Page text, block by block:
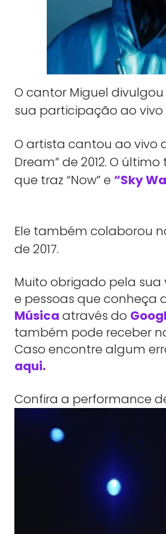
O cantor Miguel
sua participação ao vivo
O artista cantou ao vivo
Dream” de 2012. O
que traz “Now” e “Sky
Ele também colaborou
de 2017.
Muito obrigado pela sua
e pessoas que
Música através do
também pode receber
Caso encontre algum
aqui.
Confira a performance